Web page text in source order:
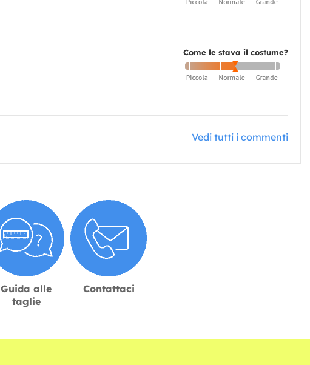
Come le stava il costume?
Vedi tutti i commenti
Guida alle
taglie
Contattaci